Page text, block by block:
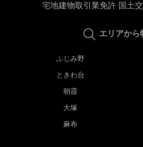
宅地建物取引業免許 国土
エリアから
ふじみ野
ときわ台
朝霞
大塚
麻布